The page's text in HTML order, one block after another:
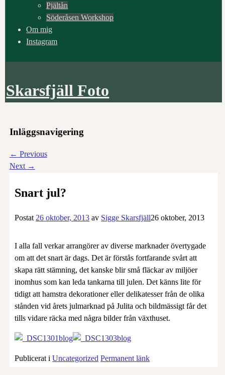
Pjältån
Söderåsen Workshop
Om mig
Instagram
Skarsfjäll Foto
Inläggsnavigering
← Previous
Next →
Snart jul?
Postat 26 oktober, 2013 av Sigge Skarsfjäll26 oktober, 2013
I alla fall verkar arrangörer av diverse marknader övertygade
om att det snart är dags. Det är förstås fortfarande svårt att
skapa rätt stämning, det kanske blir små fläckar av miljöer
inomhus som kan leda tankarna till julen. Det känns lite för
tidigt att hamstra dekorationer eller delikatesser från de olika
stånden vid årets julmarknad på Julita och bildmässigt får det
tills vidare räcka med några bilder från växthuset.
Publicerat i Uncategorized Permanent länk